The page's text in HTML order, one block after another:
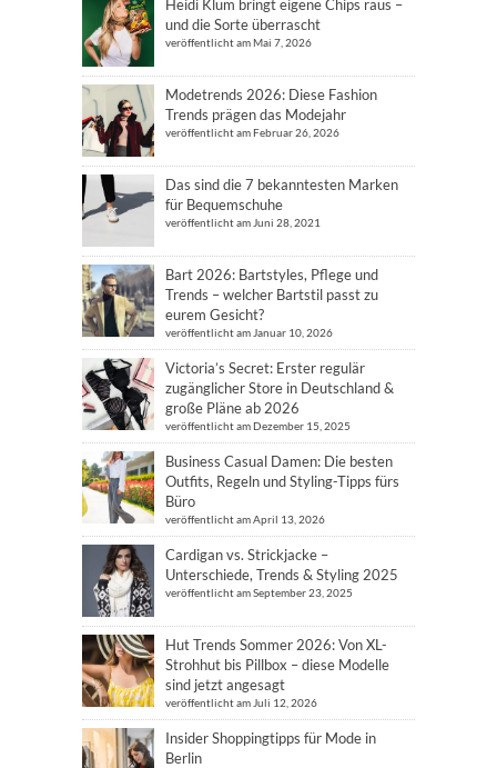
Heidi Klum bringt eigene Chips raus –
und die Sorte überrascht
veröffentlicht am Mai 7, 2026
Modetrends 2026: Diese Fashion
Trends prägen das Modejahr
veröffentlicht am Februar 26, 2026
Das sind die 7 bekanntesten Marken
für Bequemschuhe
veröffentlicht am Juni 28, 2021
Bart 2026: Bartstyles, Pflege und
Trends – welcher Bartstil passt zu
eurem Gesicht?
veröffentlicht am Januar 10, 2026
Victoria’s Secret: Erster regulär
zugänglicher Store in Deutschland &
große Pläne ab 2026
veröffentlicht am Dezember 15, 2025
Business Casual Damen: Die besten
Outfits, Regeln und Styling-Tipps fürs
Büro
veröffentlicht am April 13, 2026
Cardigan vs. Strickjacke –
Unterschiede, Trends & Styling 2025
veröffentlicht am September 23, 2025
Hut Trends Sommer 2026: Von XL-
Strohhut bis Pillbox – diese Modelle
sind jetzt angesagt
veröffentlicht am Juli 12, 2026
Insider Shoppingtipps für Mode in
Berlin